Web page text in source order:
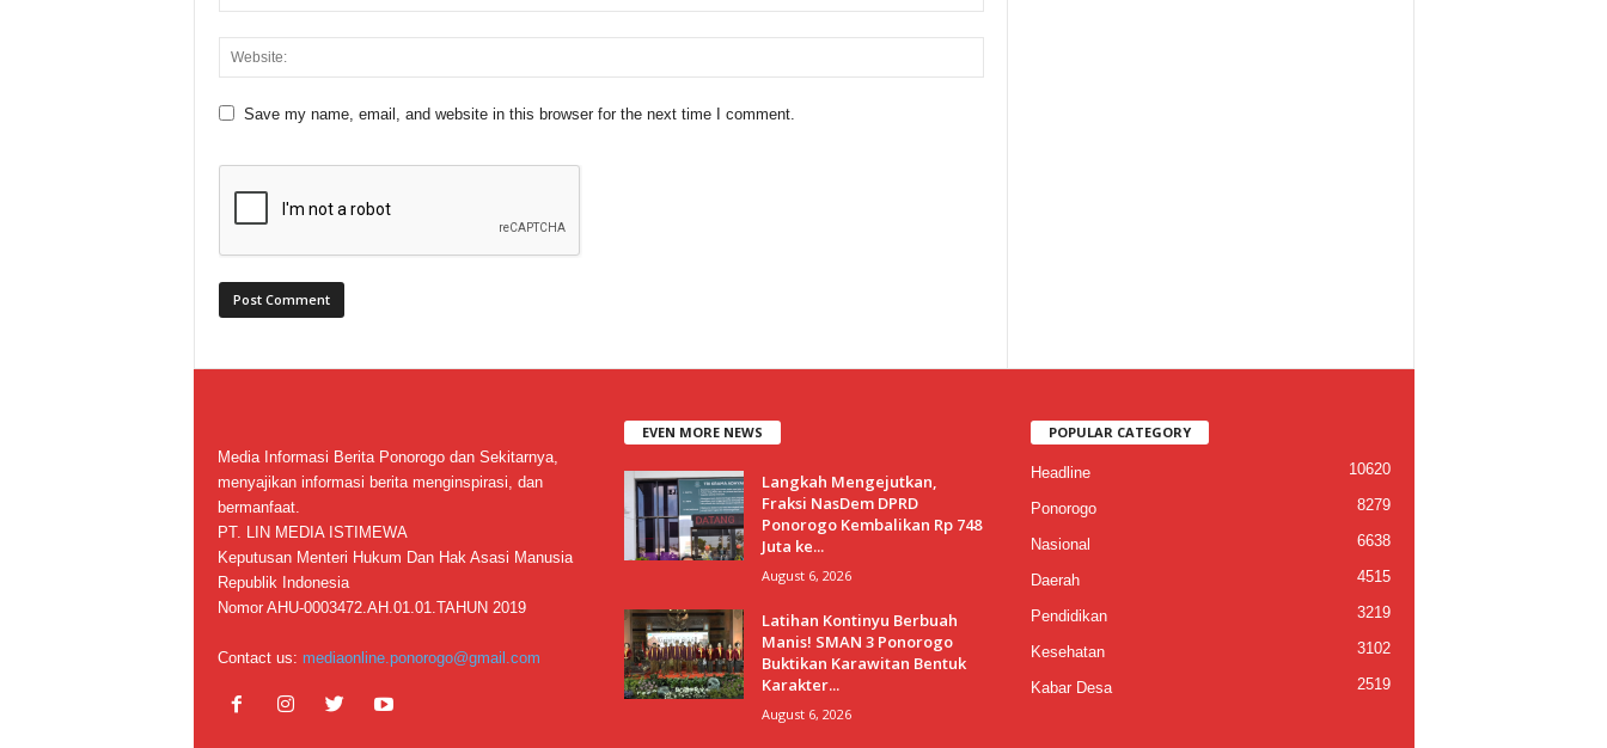
Save my name, email, and website in this browser for the next time I comment.
Media Informasi Berita Ponorogo dan Sekitarnya,
menyajikan informasi berita menginspirasi, dan
bermanfaat.
PT. LIN MEDIA ISTIMEWA
Keputusan Menteri Hukum Dan Hak Asasi Manusia
Republik Indonesia
Nomor AHU-0003472.AH.01.01.TAHUN 2019
Contact us: mediaonline.ponorogo@gmail.com
EVEN MORE NEWS
Langkah Mengejutkan,
Fraksi NasDem DPRD
Ponorogo Kembalikan Rp 748
Juta ke...
August 6, 2026
Latihan Kontinyu Berbuah
Manis! SMAN 3 Ponorogo
Buktikan Karawitan Bentuk
Karakter...
August 6, 2026
POPULAR CATEGORY
Headline 10620
Ponorogo 8279
Nasional 6638
Daerah 4515
Pendidikan 3219
Kesehatan 3102
Kabar Desa 2519